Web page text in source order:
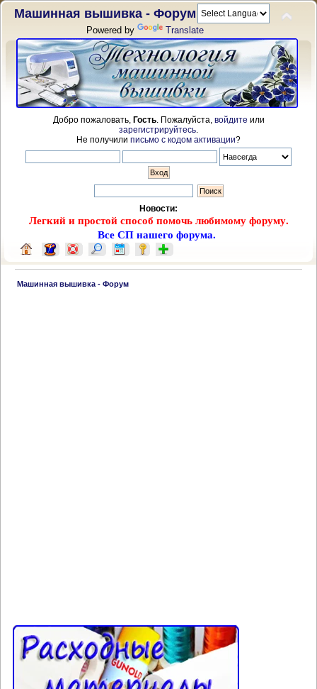
Машинная вышивка - Форум
Powered by Translate
Добро пожаловать, Гость. Пожалуйста, войдите или
зарегистрируйтесь
Не получили письмо с кодом активации?
Новости:
Легкий и простой способ помочь любимому форуму.
Все СП нашего форума.
Машинная вышивка - Форум